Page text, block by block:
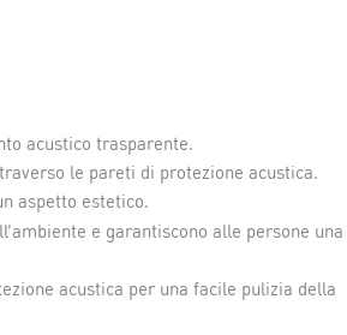
acustico trasparente.
le pareti di protezione acustica.
aspetto estetico.
e garantiscono alle persone una
acustica per una facile pulizia della